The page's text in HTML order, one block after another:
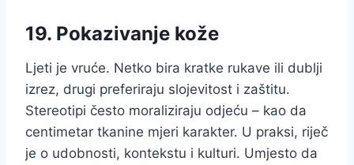
19. Pokazivanje kože
Ljeti je vruće. Netko bira kratke rukave ili dublji
izrez, drugi preferiraju slojevitost i zaštitu.
Stereotipi često moraliziraju odjeću – kao da
centimetar tkanine mjeri karakter. U praksi, riječ
je o udobnosti, kontekstu i kulturi. Umjesto da